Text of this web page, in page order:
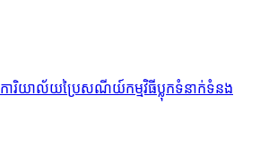
ការិយាល័យប្រៃសណីយ៍កម្មវិធីប្លុកទំនាក់ទំនង